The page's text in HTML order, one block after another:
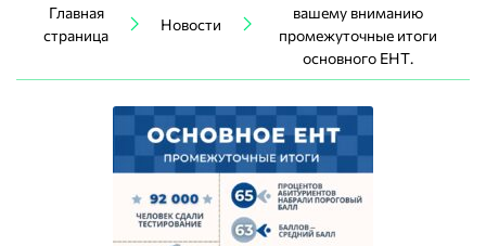
Главная
страница
Новости
вашему вниманию
промежуточные итоги
основного ЕНТ.